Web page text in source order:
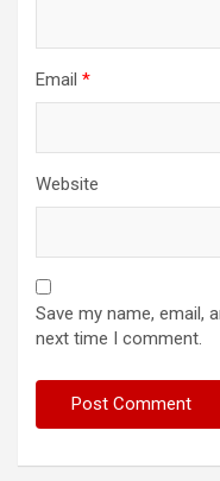
Email *
Website
Save my name, email,
next time I comment.